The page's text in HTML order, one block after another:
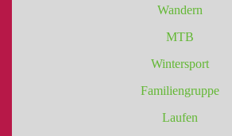
Wandern
MTB
Wintersport
Familiengruppe
Laufen